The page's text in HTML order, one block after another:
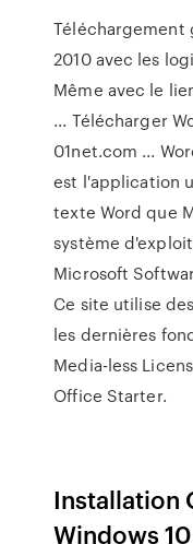
2010 avec les
Même avec le
... Télécharger
01net.com ...
est l'application
texte Word que
système
Microsoft
Ce site utilise
les dernières
Media-less
Office Starter.
Installation
Windows